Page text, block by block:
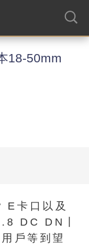
18-50mm
E卡口以及
DC DN丨
戶等到望